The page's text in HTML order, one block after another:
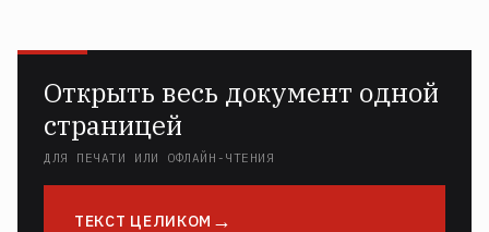
Открыть весь документ одной
страницей
ДЛЯ ПЕЧАТИ ИЛИ ОФЛАЙН-ЧТЕНИЯ
ТЕКСТ ЦЕЛИКОМ